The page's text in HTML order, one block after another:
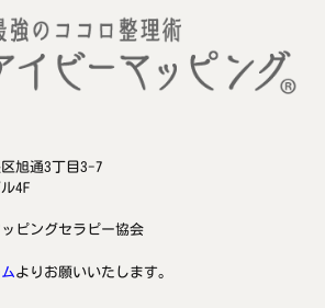
旭通3丁目3-7
4F
ピングセラピー協会
よりお願いいたします。